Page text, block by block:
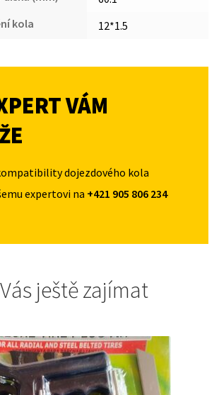
kola
12*1.5
VÁM
dojezdového kola
expertovi na +421 905 806 234
ještě zajímat